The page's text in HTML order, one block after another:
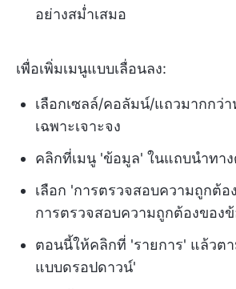
อย่างสม่ำเสมอ
เพื่อเพิ่มเมนูแบบเลื่อนลง:
เลือกเซลล์/คอลัมน์/แถวมากกว่
เฉพาะเจาะจง
คลิกที่เมนู 'ข้อมูล' ในแถบนำทา
เลือก 'การตรวจสอบความถูกต้อ
การตรวจสอบความถูกต้องของ
ตอนนี้ให้คลิกที่ 'รายการ' แล้วต
แบบดรอปดาวน์'